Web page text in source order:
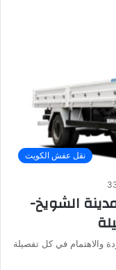
نقل عفش الكويت
الشويخ-
والاهتمام في كل تفصيلة